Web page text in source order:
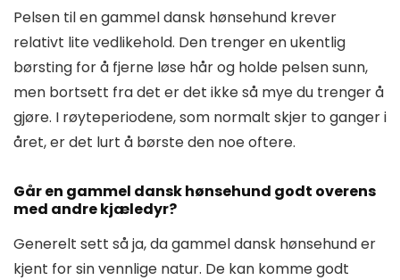
Pelsen til en gammel dansk hønsehund krever
relativt lite vedlikehold. Den trenger en ukentlig
børsting for å fjerne løse hår og holde pelsen sunn,
men bortsett fra det er det ikke så mye du trenger å
gjøre. I røyteperiodene, som normalt skjer to ganger i
året, er det lurt å børste den noe oftere.
Går en gammel dansk hønsehund godt overens
med andre kjæledyr?
Generelt sett så ja, da gammel dansk hønsehund er
kjent for sin vennlige natur. De kan komme godt